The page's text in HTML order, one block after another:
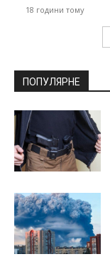
18 години тому
ПОПУЛЯРНЕ